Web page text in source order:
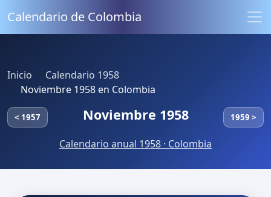
Calendario de Colombia
Inicio
Calendario 1958
Noviembre 1958 en Colombia
< 1957 Noviembre 1958 1959 >
Calendario anual 1958 · Colombia